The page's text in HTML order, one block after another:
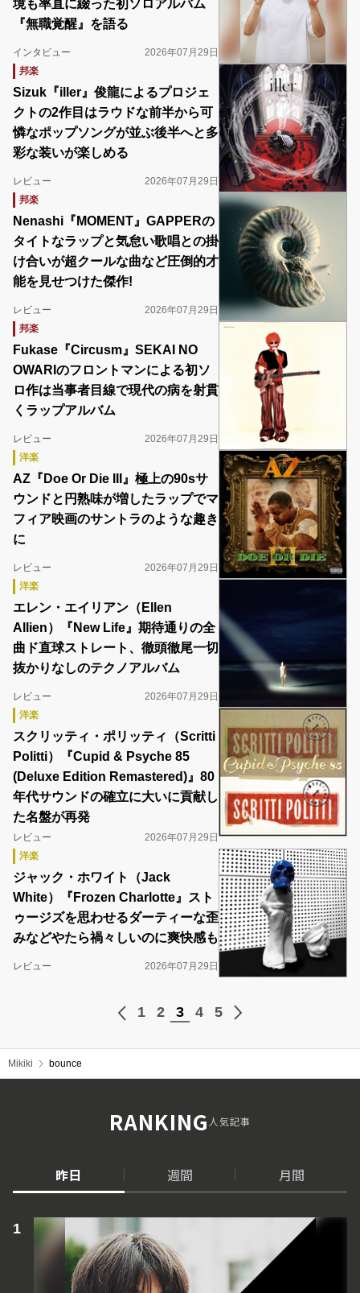
境も率直に綴った初ソロアルバム
『無職覚醒』を語る
インタビュー
2026年07月29日
邦楽
Sizuk『iller』俊龍によるプロジェ
クトの2作目はラウドな前半から可
憐なポップソングが並ぶ後半へと多
彩な装いが楽しめる
レビュー
2026年07月29日
邦楽
Nenashi『MOMENT』GAPPERの
タイトなラップと気怠い歌唱との掛
け合いが超クールな曲など圧倒的才
能を見せつけた傑作!
レビュー
2026年07月29日
邦楽
Fukase『Circusm』SEKAI NO
OWARIのフロントマンによる初ソ
ロ作は当事者目線で現代の病を射貫
くラップアルバム
レビュー
2026年07月29日
洋楽
AZ『Doe Or Die III』極上の90sサ
ウンドと円熟味が増したラップでマ
フィア映画のサントラのような趣き
に
レビュー
2026年07月29日
洋楽
エレン・エイリアン（Ellen
Allien）『New Life』期待通りの全
曲ド直球ストレート、徹頭徹尾一切
抜かりなしのテクノアルバム
レビュー
2026年07月29日
洋楽
スクリッティ・ポリッティ（Scritti
Politti）『Cupid & Psyche 85
(Deluxe Edition Remastered)』80
年代サウンドの確立に大いに貢献し
た名盤が再発
レビュー
2026年07月29日
洋楽
ジャック・ホワイト（Jack
White）『Frozen Charlotte』スト
ゥージズを思わせるダーティーな歪
みなどやたら禍々しいのに爽快感も
レビュー 2026年07月29日
1 2 3 4 5
Mikiki bounce
RANKING人気記事
昨日 週間 月間